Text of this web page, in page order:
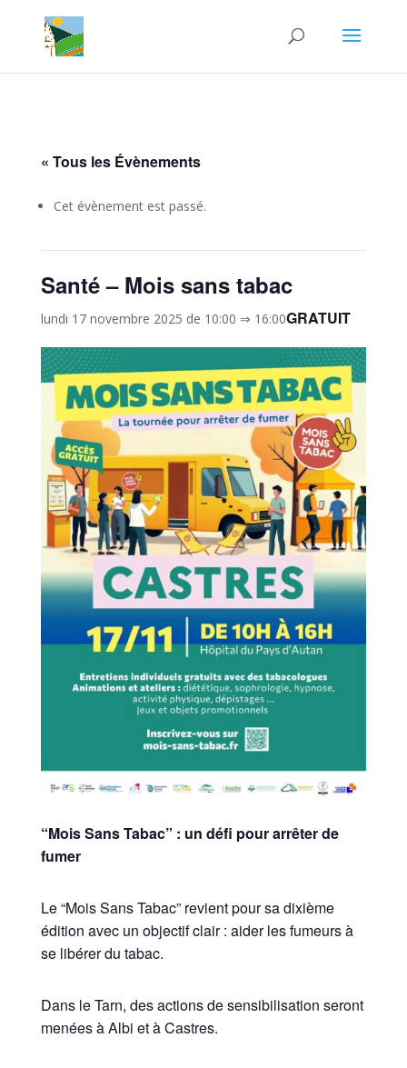
« Tous les Évènements
Cet évènement est passé.
Santé – Mois sans tabac
lundi 17 novembre 2025 de 10:00 ⇒ 16:00GRATUIT
“Mois Sans Tabac” : un défi pour arrêter de
fumer
Le “Mois Sans Tabac” revient pour sa dixième
édition avec un objectif clair : aider les fumeurs à
se libérer du tabac.
Dans le Tarn, des actions de sensibilisation seront
menées à Albi et à Castres.